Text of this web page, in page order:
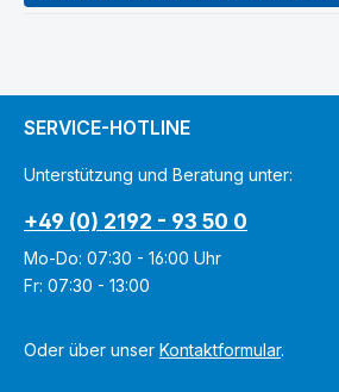
SERVICE-HOTLINE
Unterstützung und Beratung unter:
+49 (0) 2192 - 93 50 0
Mo-Do: 07:30 - 16:00 Uhr
Fr: 07:30 - 13:00
Oder über unser Kontaktformular.